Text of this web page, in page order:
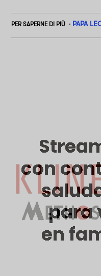
PER SAPERNE DI PIÙ PAPA